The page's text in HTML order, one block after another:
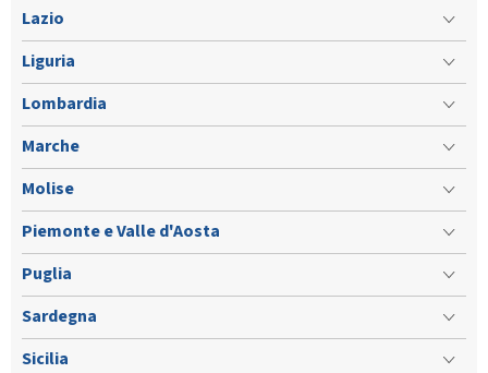
Lazio
Liguria
Lombardia
Marche
Molise
Piemonte e Valle d'Aosta
Puglia
Sardegna
Sicilia